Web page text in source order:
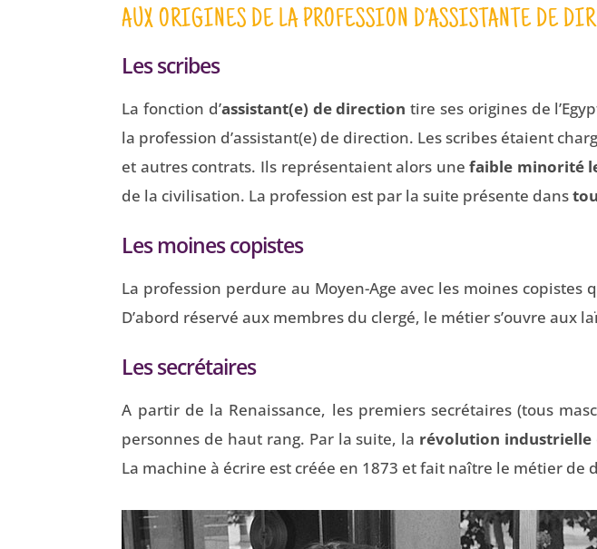
AUX ORIGINES DE LA PROFESSION D’ASSISTANTE DE
Les scribes
La fonction d’assistant(e) de direction tire ses origines de
la profession d’assistant(e) de direction. Les scribes étaient
et autres contrats. Ils représentaient alors unefaible minorité
de la civilisation. La profession est par la suite présente dans
Les moines copistes
La profession perdure au Moyen-Age avec les moines copistes
D’abord réservé aux membres du clergé, le métier s’ouvre aux
Les secrétaires
A partir de la Renaissance, les premiers secrétaires (tous
personnes de haut rang. Par la suite, la révolution industrielle
La machine à écrire est créée en 1873 et fait naître le métier